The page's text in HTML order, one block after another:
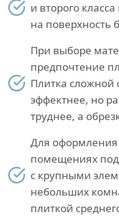
и второго
на поверхность
При выборе
предпочтение
Плитка сложной
эффектнее, но
труднее, а
Для оформления
помещениях
с крупными
небольших
плиткой